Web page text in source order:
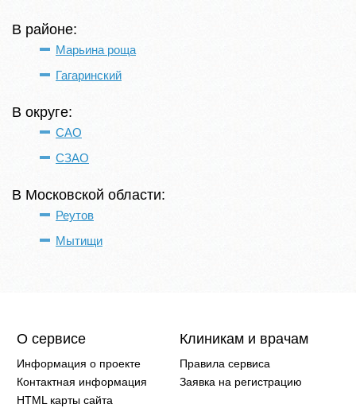
В районе:
Марьина роща
Гагаринский
В округе:
САО
СЗАО
В Московской области:
Реутов
Мытищи
О сервисе
Информация о проекте
Контактная информация
HTML карты сайта
Клиникам и врачам
Правила сервиса
Заявка на регистрацию